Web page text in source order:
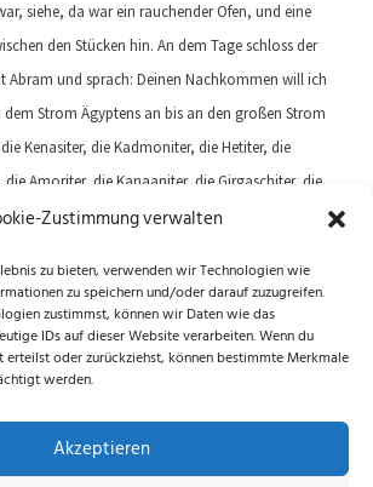
Zustimmung verwalten
zu bieten, verwenden wir Technologien wie
zu speichern und/oder darauf zuzugreifen.
zustimmst, können wir Daten wie das
IDs auf dieser Website verarbeiten. Wenn du
oder zurückziehst, können bestimmte Merkmale
werden.
Akzeptieren
siehe, da war ein rauchender Ofen, und eine
den Stücken hin. An dem Tage schloss der
Abram und sprach: Deinen Nachkommen will ich
dem Strom Ägyptens an bis an den großen Strom
Kenasiter, die Kadmoniter, die Hetiter, die
die Amoriter, die Kanaaniter, die Girgaschiter, die
Next article
auf Instagram und Facebook!